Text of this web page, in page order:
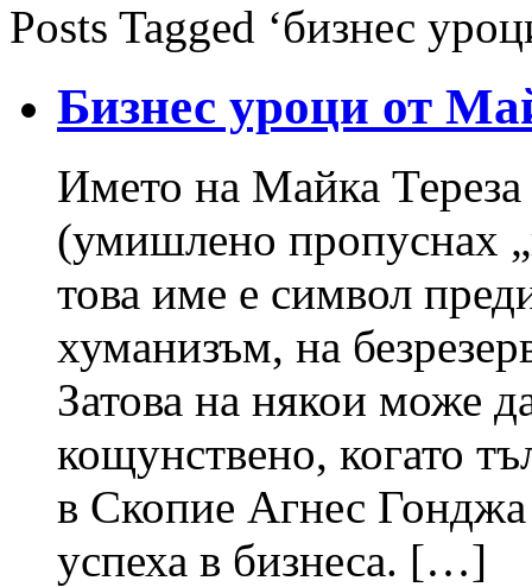
Posts Tagged ‘бизнес
Бизнес уроци от
Името на Майка Тереза
(умишлено пропуснах
това име е символ
хуманизъм, на
Затова на някои може
кощунствено, когато
в Скопие Агнес
успеха в бизнеса. […]